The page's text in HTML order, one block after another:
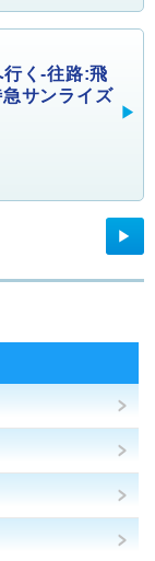
く-往路:飛
サンライズ
▶